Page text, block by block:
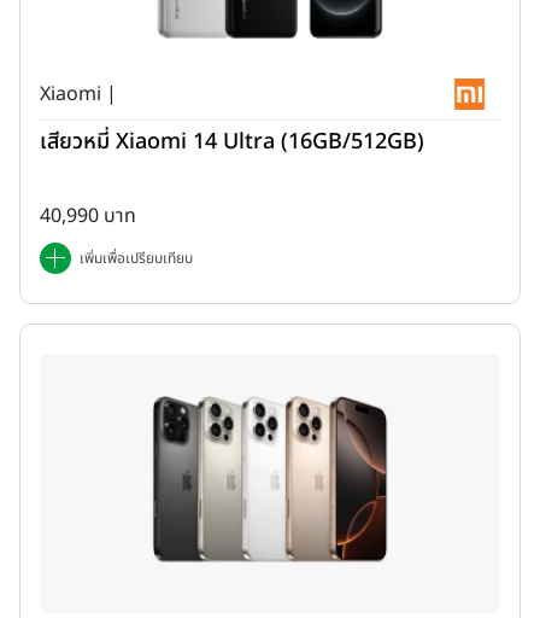
Dolby Vision, Color 10 Bit
บริเวณกึ่งกลางหน้าจอด้านบนจะเป็นตำแหน่งของลำโพงเสียงสนทนา
และกล้องหน้าความละเอียด 20MP (F2.24) รองรับการบันทึกภาพวีดีโอ
ที่ระดับความละเอียดสูงสุด 1080P (60FPS) มีโหมดถ่ายภาพ Selfie
และ Portrait มาให้ในตัว
Xiaomi |
เสียวหมี่ Xiaomi 14 Ultra (16GB/512GB)
40,990 บาท
เพิ่มเพื่อเปรียบเทียบ